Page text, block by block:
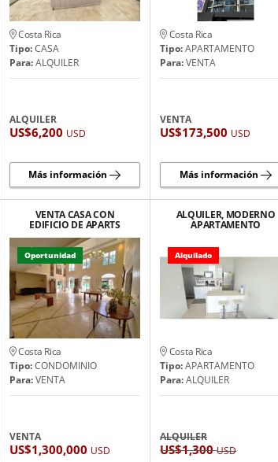
Costa Rica
Tipo:CASA
Para:ALQUILER
ALQUILER
US$6,200 USD
Más información
Costa Rica
Tipo:APARTAMENTO
Para:VENTA
VENTA
US$173,500 USD
Más información
VENTA CASA CON
EDIFICIO DE APARTS
ESTILO "FRENCH
COLONIAL" SANTA ANA
Oportunidad
Costa Rica
Tipo:CONDOMINIO
Para:VENTA
VENTA
US$1,300,000 USD
ALQUILER, MODERNO
APARTAMENTO
NUNCIATURA,
ROHRMOSER
Alquilado
Costa Rica
Tipo:APARTAMENTO
Para:ALQUILER
ALQUILER
US$1,300USD